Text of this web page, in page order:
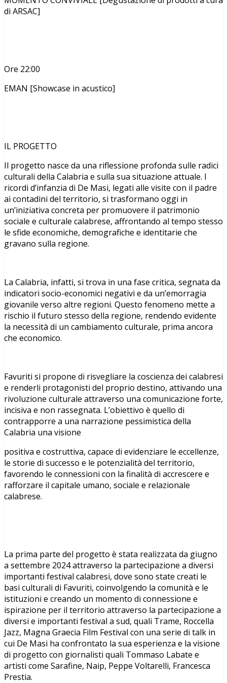
di ARSAC]
Ore 22:00
EMAN [Showcase in acustico]
IL PROGETTO
Il progetto nasce da una riflessione profonda sulle radici
culturali della Calabria e sulla sua situazione attuale. I
ricordi d’infanzia di De Masi, legati alle visite con il padre
ai contadini del territorio, si trasformano oggi in
un’iniziativa concreta per promuovere il patrimonio
sociale e culturale calabrese, affrontando al tempo stesso
le sfide economiche, demografiche e identitarie che
gravano sulla regione.
La Calabria, infatti, si trova in una fase critica, segnata da
indicatori socio-economici negativi e da un’emorragia
giovanile verso altre regioni. Questo fenomeno mette a
rischio il futuro stesso della regione, rendendo evidente
la necessità di un cambiamento culturale, prima ancora
che economico.
Favuriti si propone di risvegliare la coscienza dei calabresi
e renderli protagonisti del proprio destino, attivando una
rivoluzione culturale attraverso una comunicazione forte,
incisiva e non rassegnata. L’obiettivo è quello di
contrapporre a una narrazione pessimistica della
Calabria una visione
positiva e costruttiva, capace di evidenziare le eccellenze,
le storie di successo e le potenzialità del territorio,
favorendo le connessioni con la finalità di accrescere e
rafforzare il capitale umano, sociale e relazionale
calabrese.
La prima parte del progetto è stata realizzata da giugno
a settembre 2024 attraverso la partecipazione a diversi
importanti festival calabresi, dove sono state creati le
basi culturali di Favuriti, coinvolgendo la comunità e le
istituzioni e creando un momento di connessione e
ispirazione per il territorio attraverso la partecipazione a
diversi e importanti festival a sud, quali Trame, Roccella
Jazz, Magna Graecia Film Festival con una serie di talk in
cui De Masi ha confrontato la sua esperienza e la visione
di progetto con giornalisti quali Tommaso Labate e
artisti come Sarafine, Naip, Peppe Voltarelli, Francesca
Prestia.